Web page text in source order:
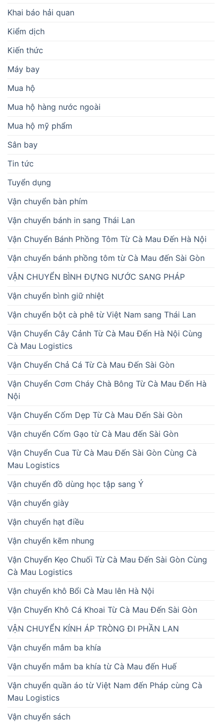
Khai báo hải quan
Kiểm dịch
Kiến thức
Máy bay
Mua hộ
Mua hộ hàng nước ngoài
Mua hộ mỹ phẩm
Sân bay
Tin tức
Tuyển dụng
Vận chuyển bàn phím
Vận chuyển bánh in sang Thái Lan
Vận Chuyển Bánh Phồng Tôm Từ Cà Mau Đến Hà Nội
Vận chuyển bánh phồng tôm từ Cà Mau đến Sài Gòn
VẬN CHUYỂN BÌNH ĐỰNG NƯỚC SANG PHÁP
Vận chuyển bình giữ nhiệt
Vận chuyển bột cà phê từ Việt Nam sang Thái Lan
Vận Chuyển Cây Cảnh Từ Cà Mau Đến Hà Nội Cùng
Cà Mau Logistics
Vận Chuyển Chả Cá Từ Cà Mau Đến Sài Gòn
Vận Chuyển Cơm Cháy Chà Bông Từ Cà Mau Đến Hà
Nội
Vận Chuyển Cốm Dẹp Từ Cà Mau Đến Sài Gòn
Vận chuyển Cốm Gạo từ Cà Mau đến Sài Gòn
Vận Chuyển Cua Từ Cà Mau Đến Sài Gòn Cùng Cà
Mau Logistics
Vận chuyển đồ dùng học tập sang Ý
Vận chuyển giày
Vận chuyển hạt điều
Vận chuyển kẽm nhung
Vận Chuyển Kẹo Chuối Từ Cà Mau Đến Sài Gòn Cùng
Cà Mau Logistics
Vận chuyển khô Bổi Cà Mau lên Hà Nội
Vận Chuyển Khô Cá Khoai Từ Cà Mau Đến Sài Gòn
VẬN CHUYỂN KÍNH ÁP TRÒNG ĐI PHẦN LAN
Vận chuyển mắm ba khía
Vận chuyển mắm ba khía từ Cà Mau đến Huế
Vận chuyển quần áo từ Việt Nam đến Pháp cùng Cà
Mau Logistics
Vận chuyển sách